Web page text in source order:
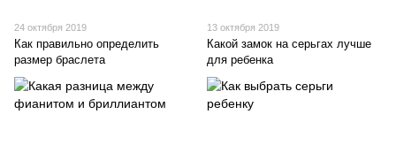
24 октября 2019
Как правильно определить
размер браслета
13 октября 2019
Какой замок на серьгах лучше
для ребенка